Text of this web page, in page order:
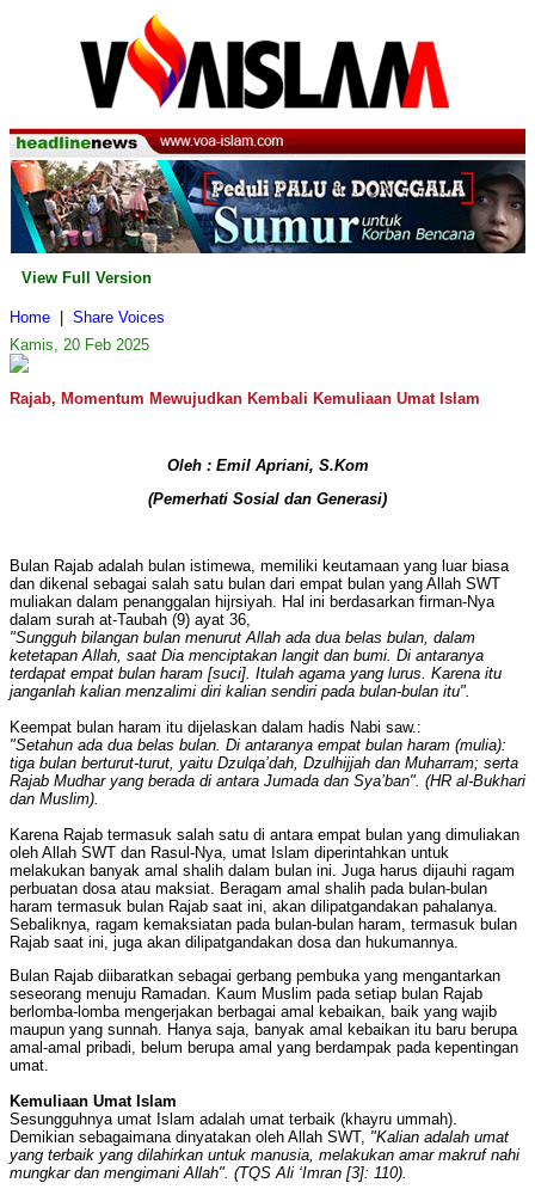
View Full Version
Home
Share Voices
Kamis, 20 Feb 2025
Rajab, Momentum Mewujudkan Kembali Kemuliaan Umat Islam
Oleh : Emil Apriani, S.Kom
(Pemerhati Sosial dan Generasi)
Bulan Rajab adalah bulan istimewa, memiliki keutamaan yang luar biasa
dan dikenal sebagai salah satu bulan dari empat bulan yang Allah SWT
muliakan dalam penanggalan hijrsiyah. Hal ini berdasarkan firman-Nya
dalam surah at-Taubah (9) ayat 36,
"Sungguh bilangan bulan menurut Allah ada dua belas bulan, dalam
ketetapan Allah, saat Dia menciptakan langit dan bumi. Di antaranya
terdapat empat bulan haram [suci]. Itulah agama yang lurus. Karena itu
janganlah kalian menzalimi diri kalian sendiri pada bulan-bulan itu".
Keempat bulan haram itu dijelaskan dalam hadis Nabi saw.:
"Setahun ada dua belas bulan. Di antaranya empat bulan haram (mulia):
tiga bulan berturut-turut, yaitu Dzulqa’dah, Dzulhijjah dan Muharram; serta
Rajab Mudhar yang berada di antara Jumada dan Sya’ban". (HR al-Bukhari
dan Muslim).
Karena Rajab termasuk salah satu di antara empat bulan yang dimuliakan
oleh Allah SWT dan Rasul-Nya, umat Islam diperintahkan untuk
melakukan banyak amal shalih dalam bulan ini. Juga harus dijauhi ragam
perbuatan dosa atau maksiat. Beragam amal shalih pada bulan-bulan
haram termasuk bulan Rajab saat ini, akan dilipatgandakan pahalanya.
Sebaliknya, ragam kemaksiatan pada bulan-bulan haram, termasuk bulan
Rajab saat ini, juga akan dilipatgandakan dosa dan hukumannya.
Bulan Rajab diibaratkan sebagai gerbang pembuka yang mengantarkan
seseorang menuju Ramadan. Kaum Muslim pada setiap bulan Rajab
berlomba-lomba mengerjakan berbagai amal kebaikan, baik yang wajib
maupun yang sunnah. Hanya saja, banyak amal kebaikan itu baru berupa
amal-amal pribadi, belum berupa amal yang berdampak pada kepentingan
umat.
Kemuliaan Umat Islam
Sesungguhnya umat Islam adalah umat terbaik (khayru ummah).
Demikian sebagaimana dinyatakan oleh Allah SWT, "Kalian adalah umat
yang terbaik yang dilahirkan untuk manusia, melakukan amar makruf nahi
mungkar dan mengimani Allah". (TQS Ali ‘Imran [3]: 110).